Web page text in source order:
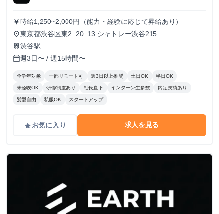
currency_yen 時給1,250~2,000円（能力・経験に応じて昇給あり）
place東京都渋谷区東2−20−13 シャトレー渋谷215
train渋谷駅
calendar_today週3日〜 / 週15時間〜
全学年対象 一部リモート可 週3日以上推奨 土日OK 半日OK
未経験OK 研修制度あり 社長直下 インターン生多数 内定実績あり
髪型自由 私服OK スタートアップ
gradeお気に入り 求人を見る